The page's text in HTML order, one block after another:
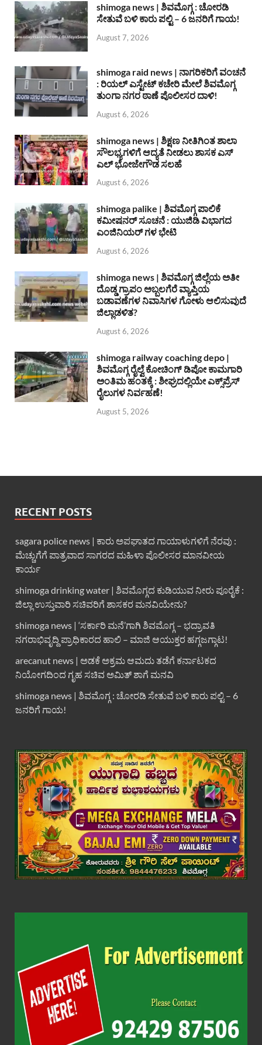
shimoga news | ಶಿವಮೊಗ್ಗ : ಚೋರಡಿ
ಸೇತುವೆ ಬಳಿ ಕಾರು ಪಲ್ಟಿ – 6 ಜನರಿಗೆ ಗಾಯ!
August 7, 2026
shimoga raid news | ನಾಗರಿಕರಿಗೆ ವಂಚನೆ
: ರಿಯಲ್ ಎಸ್ಟೇಟ್ ಕಚೇರಿ ಮೇಲೆ ಶಿವಮೊಗ್ಗ
ತುಂಗಾ ನಗರ ಠಾಣೆ ಪೊಲೀಸರ ದಾಳಿ!
August 6, 2026
shimoga news | ಶಿಕ್ಷಣ ನೀತಿಗಿಂತ ಶಾಲಾ
ಸೌಲಭ್ಯಗಳಿಗೆ ಆದ್ಯತೆ ನೀಡಲು ಶಾಸಕ ಎಸ್
ಎಲ್ ಭೋಜೇಗೌಡ ಸಲಹೆ
August 6, 2026
shimoga palike | ಶಿವಮೊಗ್ಗ ಪಾಲಿಕೆ
ಕಮೀಷನರ್ ಸೂಚನೆ : ಯುಜಿಡಿ ವಿಭಾಗದ
ಎಂಜಿನಿಯರ್ ಗಳ ಭೇಟಿ
August 6, 2026
shimoga news | ಶಿವಮೊಗ್ಗ ಜಿಲ್ಲೆಯ ಅತೀ
ದೊಡ್ಡ ಗ್ರಾಪಂ ಅಬ್ಬಲಗೆರೆ ವ್ಯಾಪ್ತಿಯ
ಬಡಾವಣೆಗಳ ನಿವಾಸಿಗಳ ಗೋಳು ಆಲಿಸುವುದೆ
ಜಿಲ್ಲಾಡಳಿತ?
August 6, 2026
shimoga railway coaching depo |
ಶಿವಮೊಗ್ಗ ರೈಲ್ವೆ ಕೋಚಿಂಗ್ ಡಿಪೋ ಕಾಮಗಾರಿ
ಅಂತಿಮ ಹಂತಕ್ಕೆ : ಶೀಘ್ರದಲ್ಲಿಯೇ ಎಕ್ಸ್‌ಪ್ರೆಸ್
ರೈಲುಗಳ ನಿರ್ವಹಣೆ!
August 5, 2026
RECENT POSTS
sagara police news | ಕಾರು ಅಪಘಾತದ ಗಾಯಾಳುಗಳಿಗೆ ನೆರವು :
ಮೆಚ್ಚುಗೆಗೆ ಪಾತ್ರವಾದ ಸಾಗರದ ಮಹಿಳಾ ಪೊಲೀಸರ ಮಾನವೀಯ
ಕಾರ್ಯ
shimoga drinking water | ಶಿವಮೊಗ್ಗದ ಕುಡಿಯುವ ನೀರು ಪೂರೈಕೆ :
ಜಿಲ್ಲಾ ಉಸ್ತುವಾರಿ ಸಚಿವರಿಗೆ ಶಾಸಕರ ಮನವಿಯೇನು?
shimoga news | ‘ಸರ್ಕಾರಿ ಮನೆ’ಗಾಗಿ ಶಿವಮೊಗ್ಗ – ಭದ್ರಾವತಿ
ನಗರಾಭಿವೃದ್ದಿ ಪ್ರಾಧಿಕಾರದ ಹಾಲಿ – ಮಾಜಿ ಆಯುಕ್ತರ ಹಗ್ಗಜಗ್ಗಾಟ!
arecanut news | ಅಡಕೆ ಅಕ್ರಮ ಆಮದು ತಡೆಗೆ ಕರ್ನಾಟಕದ
ನಿಯೋಗದಿಂದ ಗೃಹ ಸಚಿವ ಅಮಿತ್ ಶಾಗೆ ಮನವಿ
shimoga news | ಶಿವಮೊಗ್ಗ : ಚೋರಡಿ ಸೇತುವೆ ಬಳಿ ಕಾರು ಪಲ್ಟಿ – 6
ಜನರಿಗೆ ಗಾಯ!